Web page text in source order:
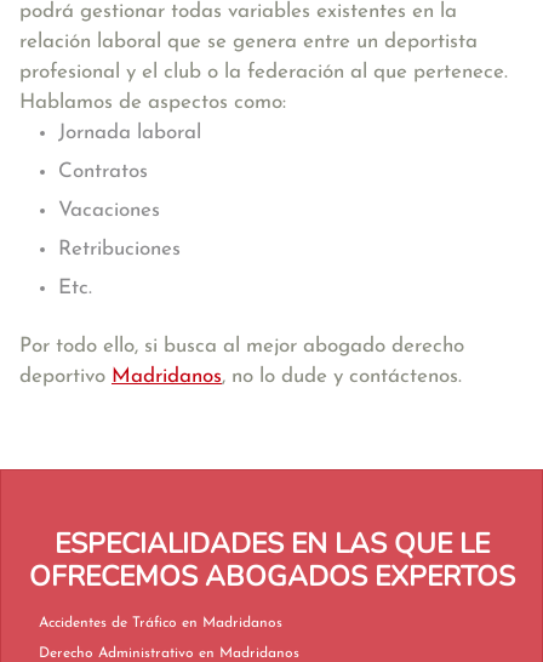
podrá gestionar todas variables existentes en la
relación laboral que se genera entre un deportista
profesional y el club o la federación al que pertenece.
Hablamos de aspectos como:
Jornada laboral
Contratos
Vacaciones
Retribuciones
Etc.
Por todo ello, si busca al mejor abogado derecho
deportivo Madridanos, no lo dude y contáctenos.
ESPECIALIDADES EN LAS QUE LE
OFRECEMOS ABOGADOS EXPERTOS
Accidentes de Tráfico en Madridanos
Derecho Administrativo en Madridanos